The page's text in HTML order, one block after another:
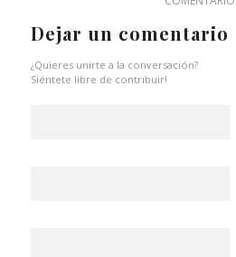
Dejar un comentario
¿Quieres unirte a la conversación?
Siéntete libre de contribuir!